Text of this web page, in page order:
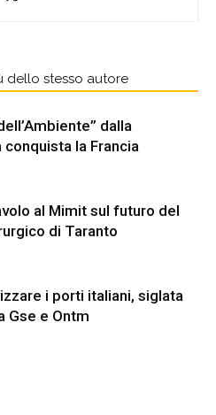
dello stesso autore
dalla
conquista la Francia
al Mimit sul futuro del
di Taranto
i porti italiani, siglata
Gse e Ontm